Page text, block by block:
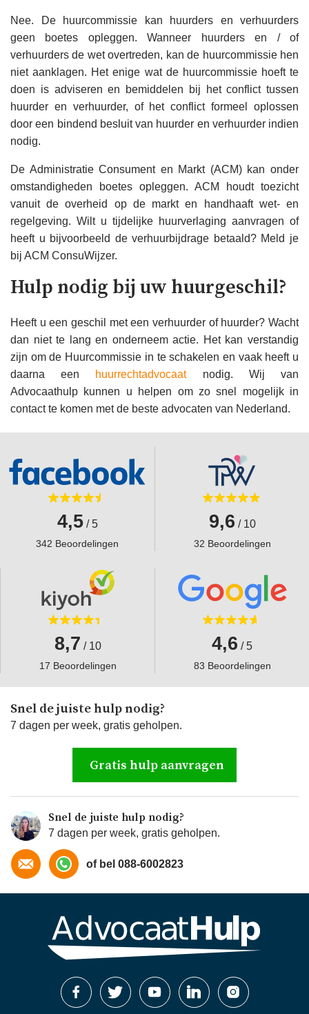
Nee. De huurcommissie kan huurders en verhuurders
geen boetes opleggen. Wanneer huurders en / of
verhuurders de wet overtreden, kan de huurcommissie hen
niet aanklagen. Het enige wat de huurcommissie hoeft te
doen is adviseren en bemiddelen bij het conflict tussen
huurder en verhuurder, of het conflict formeel oplossen
door een bindend besluit van huurder en verhuurder indien
nodig.
De Administratie Consument en Markt (ACM) kan onder
omstandigheden boetes opleggen. ACM houdt toezicht
vanuit de overheid op de markt en handhaaft wet- en
regelgeving. Wilt u tijdelijke huurverlaging aanvragen of
heeft u bijvoorbeeld de verhuurbijdrage betaald? Meld je
bij ACM ConsuWijzer.
Hulp nodig bij uw huurgeschil?
Heeft u een geschil met een verhuurder of huurder? Wacht
dan niet te lang en onderneem actie. Het kan verstandig
zijn om de Huurcommissie in te schakelen en vaak heeft u
daarna een huurrechtadvocaatnodig. Wij van
Advocaathulp kunnen u helpen om zo snel mogelijk in
contact te komen met de beste advocaten van Nederland.
4,5 / 5
342 Beoordelingen
9,6 / 10
32 Beoordelingen
8,7 / 10
17 Beoordelingen
4,6 / 5
83 Beoordelingen
Snel de juiste hulp nodig?
7 dagen per week, gratis geholpen.
Gratis hulp aanvragen
Snel de juiste hulp nodig?
7 dagen per week, gratis geholpen.
of bel 088-6002823